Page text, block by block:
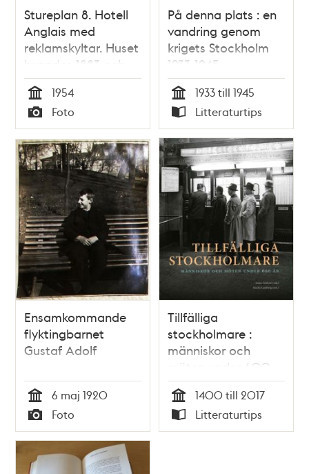
Stureplan 8. Hotell
Anglais med
reklamskyltar. Huset
byggdes 1883 och
revs 1955. T.v.
Stureplan 10 (byggt
1900). Ledningar till
trådbussar korsar
gatan
Tid
1954
Typ
Foto
På denna plats : en
vandring genom
krigets Stockholm
1933-1945
Tid
1933 till 1945
Typ
Litteraturtips
Ensamkommande
flyktingbarnet
Gustaf Adolf
Tid
6 maj 1920
Typ
Foto
Tillfälliga
stockholmare :
människor och
möten under 600
år
Tid
1400 till 2017
Typ
Litteraturtips